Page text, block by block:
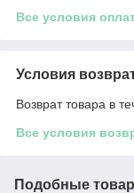
Все условия
Условия
Возврат товара в
Все условия
Подобные